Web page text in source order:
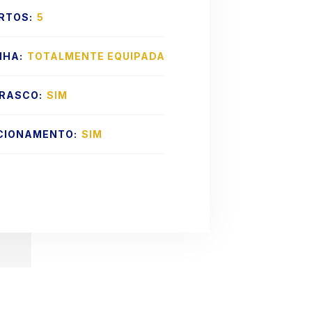
5
TOTALMENTE EQUIPADA
SIM
SIM